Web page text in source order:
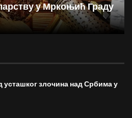
у Мркоњић Граду
злочина над Србима у